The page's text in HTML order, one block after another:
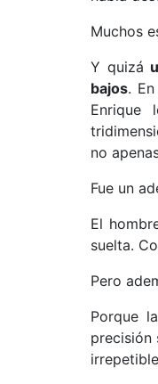
Muchos
Y quizá
bajos.
Enrique
no
Fue un
El
suelta.
Pero
Porque
precisión